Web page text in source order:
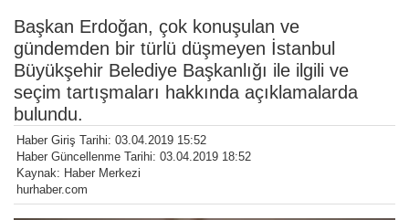
Başkan Erdoğan, çok konuşulan ve
gündemden bir türlü düşmeyen İstanbul
Büyükşehir Belediye Başkanlığı ile ilgili ve
seçim tartışmaları hakkında açıklamalarda
bulundu.
Haber Giriş Tarihi: 03.04.2019 15:52
Haber Güncellenme Tarihi: 03.04.2019 18:52
Kaynak: Haber Merkezi
hurhaber.com